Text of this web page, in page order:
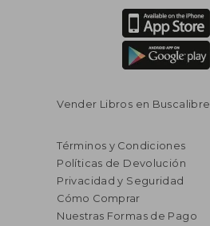
Vender Libros en Buscalibre
Términos y Condiciones
Políticas de Devolución
Privacidad y Seguridad
Cómo Comprar
Nuestras Formas de Pago